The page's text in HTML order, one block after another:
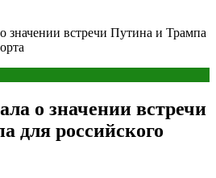
значении встречи Путина и Трампа
о значении встречи
для российского